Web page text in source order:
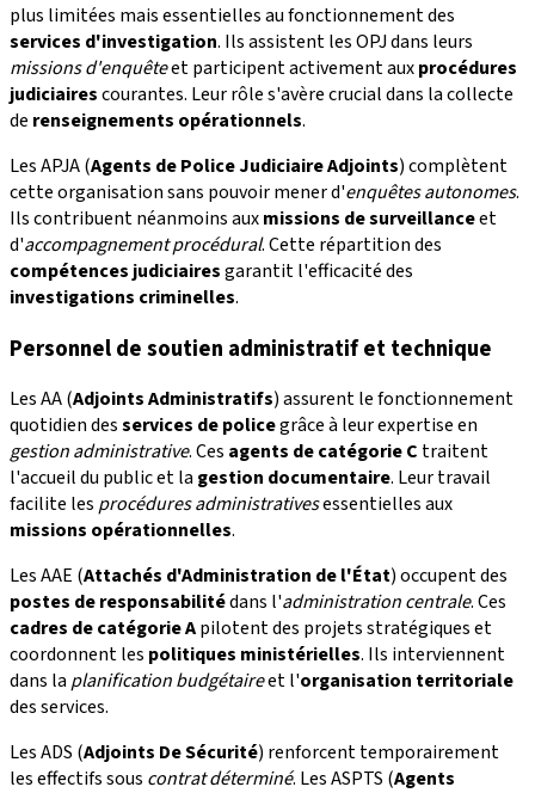
plus limitées mais essentielles au fonctionnement des
services d'investigation. Ils assistent les OPJ dans leurs
missions d'enquêteet participent activement auxprocédures
judiciairescourantes. Leur rôle s'avère crucial dans la collecte
de renseignements opérationnels.
Les APJA (Agents de Police Judiciaire Adjoints) complètent
cette organisation sans pouvoir mener d'enquêtes autonomes.
Ils contribuent néanmoins auxmissions de surveillanceet
d'accompagnement procédural. Cette répartition des
compétences judiciairesgarantit l'efficacité des
investigations criminelles.
Personnel de soutien administratif et technique
Les AA (Adjoints Administratifs) assurent le fonctionnement
quotidien desservices de policegrâce à leur expertise en
gestion administrative. Ces agents de catégorie C traitent
l'accueil du public et la gestion documentaire. Leur travail
facilite les procédures administrativesessentielles aux
missions opérationnelles.
Les AAE (Attachés d'Administration de l'État) occupent des
postes de responsabilitédans l'administration centrale. Ces
cadres de catégorie Apilotent des projets stratégiques et
coordonnent les politiques ministérielles. Ils interviennent
dans la planification budgétaireet l'organisation territoriale
des services.
Les ADS (Adjoints De Sécurité) renforcent temporairement
les effectifs sous contrat déterminé. Les ASPTS (Agents